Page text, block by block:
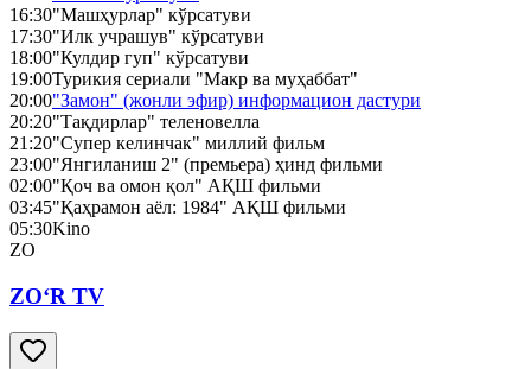
16:30"Машҳурлар" кўрсатуви
17:30"Илк учрашув" кўрсатуви
18:00"Кулдир гуп" кўрсатуви
19:00Турикия сериали "Макр ва муҳаббат"
20:00"Замон" (жонли эфир) информацион дастури
20:20"Тақдирлар" теленовелла
21:20"Супер келинчак" миллий фильм
23:00"Янгиланиш 2" (премьера) ҳинд фильми
02:00"Қоч ва омон қол" АҚШ фильми
03:45"Қаҳрамон аёл: 1984" АҚШ фильми
05:30Kino
ZO
ZO‘R TV